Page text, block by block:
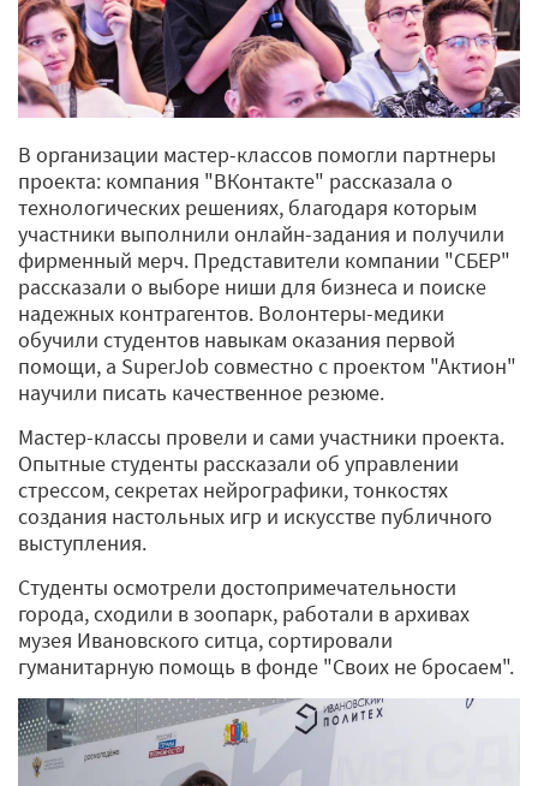
В организации мастер-классов помогли партнеры
проекта: компания "ВКонтакте" рассказала о
технологических решениях, благодаря которым
участники выполнили онлайн-задания и получили
фирменный мерч. Представители компании "СБЕР"
рассказали о выборе ниши для бизнеса и поиске
надежных контрагентов. Волонтеры-медики
обучили студентов навыкам оказания первой
помощи, а SuperJob совместно с проектом "Актион"
научили писать качественное резюме.
Мастер-классы провели и сами участники проекта.
Опытные студенты рассказали об управлении
стрессом, секретах нейрографики, тонкостях
создания настольных игр и искусстве публичного
выступления.
Студенты осмотрели достопримечательности
города, сходили в зоопарк, работали в архивах
музея Ивановского ситца, сортировали
гуманитарную помощь в фонде "Своих не бросаем".